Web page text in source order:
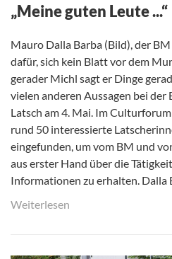
„Meine guten Leute ...“
Mauro Dalla Barba (Bild), der
dafür, sich kein Blatt vor dem
gerader Michl sagt er Dinge
vielen anderen Aussagen bei
Latsch am 4. Mai. Im
rund 50 interessierte
eingefunden, um vom BM und
aus erster Hand über die
Informationen zu erhalten. Dalla
Weiterlesen